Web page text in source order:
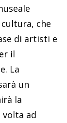
che
di artisti e
il
La
un
la
ad